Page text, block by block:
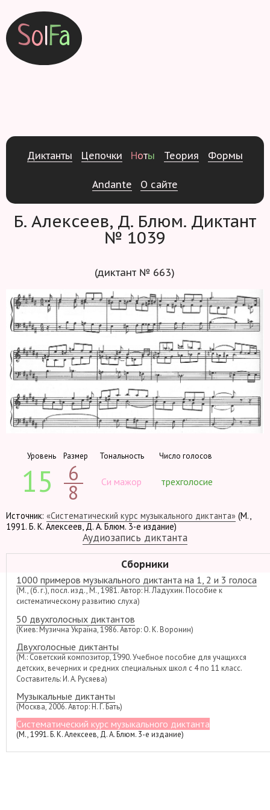
SolFa
Диктанты Цепочки Ноты Теория Формы
Andante О сайте
Б. Алексеев, Д. Блюм. Диктант
№ 1039
(диктант № 663)
Уровень
15
Размер
6
8
Тональность
Си мажор
Число голосов
трехголосие
Источник: «Систематический курс музыкального диктанта» (М.,
1991. Б. К. Алексеев, Д. А. Блюм. 3-е издание)
Аудиозапись диктанта
Сборники
1000 примеров музыкального диктанта на 1, 2 и 3 голоса
(М., (б. г.), посл. изд., М., 1981. Автор: Н. Ладухин. Пособие к
систематическому развитию слуха)
50 двухголосных диктантов
(Киев: Музична Україна, 1986. Автор: О. К. Воронин)
Двухголосные диктанты
(М.: Советский композитор, 1990. Учебное пособие для учащихся
детских, вечерних и средних специальных школ с 4 по 11 класс.
Составитель: И. А. Русяева)
Музыкальные диктанты
(Москва, 2006. Автор: Н. Г. Бать)
Систематический курс музыкального диктанта
(М., 1991. Б. К. Алексеев, Д. А. Блюм. 3-е издание)